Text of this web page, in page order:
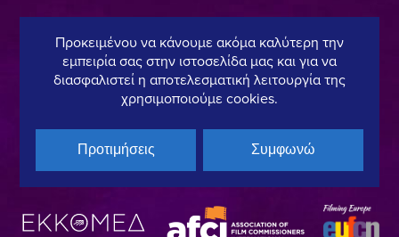
Πολιτική Απορρήτου Όροι Χρήσης Πολιτική Cookies
Copyright © 2025, Hellenic Film & Audiovisual Center
Υπό τη διεύθυνση του: Μέλος του:
Προκειμένου να κάνουμε ακόμα καλύτερη την
εμπειρία σας στην ιστοσελίδα μας και για να
διασφαλιστεί η αποτελεσματική λειτουργία της
χρησιμοποιούμε cookies.
Προτιμήσεις Συμφωνώ